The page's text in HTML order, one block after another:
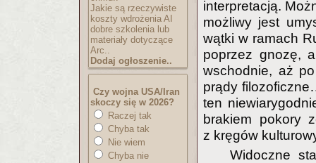
Jakie są rzeczywiste
koszty wdrożenia AI
dobre szkolenia lub
materiały dotyczące
Arc..
Dodaj ogłoszenie..
Czy wojna USA/Iran
skoczy się w 2026?
Raczej tak
Chyba tak
Nie wiem
Chyba nie
interpretacją.
możliwy jest
wątki w ramach
poprzez gnozę,
wschodnie, aż
prądy
ten
brakiem pokory
z kręgów
Widoczne